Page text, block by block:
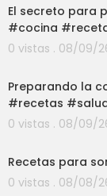
El secreto para
#cocina
0 vistas . 08/09/
Preparando la
#recetas
0 vistas . 08/09/
Recetas para
0 vistas . 08/08/